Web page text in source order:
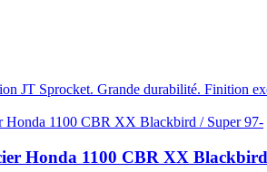
JT Sprocket. Grande durabilité. Finition
Honda 1100 CBR XX